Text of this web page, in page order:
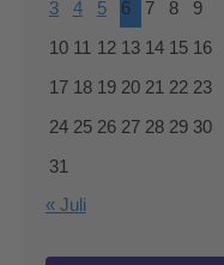
3 4 5 6 7 8 9
10 11 12 13 14 15 16
17 18 19 20 21 22 23
24 25 26 27 28 29 30
31
« Juli